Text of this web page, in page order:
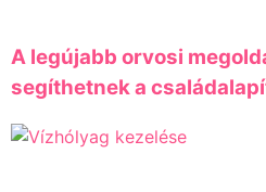
A legújabb orvosi
segíthetnek a